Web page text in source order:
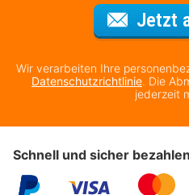
Jetzt
Wir verarbeiten Ihre
Datenschutzrichtlinie. Die
jederzeit
Schnell und sicher